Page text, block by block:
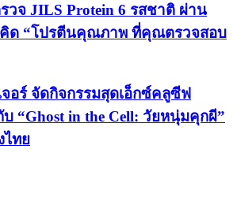
วจ JILS Protein 6 รสชาติ ผ่าน
ด “โปรตีนคุณภาพ ที่คุณตรวจสอบ
จอร์ จัดกิจกรรมสุดเอ็กซ์คลูซีฟ
“Ghost in the Cell: วัยหนุ่มคุกผี”
ทย